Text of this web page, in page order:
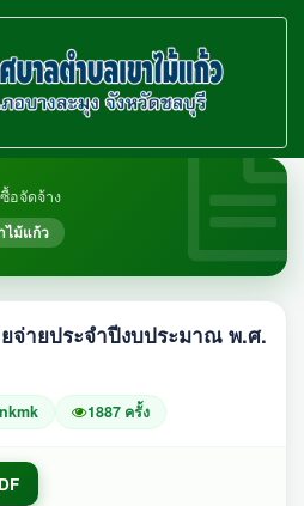
อจัดจ้าง
ไม้แก้ว
จ่ายประจำปีงบประมาณ พ.ศ.
1887 ครั้ง